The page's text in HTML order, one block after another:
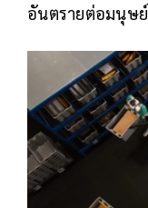
อันตรายต่อมนุษย์